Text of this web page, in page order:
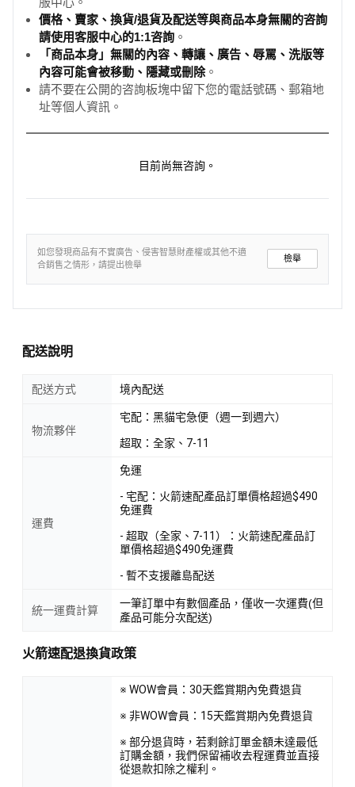
價格、賣家、換貨/退貨及配送等與商品本身無關的咨詢
請使用客服中心的1:1咨詢 。
「商品本身」無關的內容、轉讓、廣告、辱罵、洗版等
內容可能會被移動、隱藏或刪除。
請不要在公開的咨詢板塊中留下您的電話號碼、郵箱地
址等個人資訊。
目前尚無咨詢。
如您發現商品有不實廣告、侵害智慧財產權或其他不適
合銷售之情形，請提出檢舉
檢舉
配送說明
配送方式 境內配送
物流夥伴
宅配：黑貓宅急便（週一到週六）
超取：全家、7-11
運費
免運
- 宅配：火箭速配產品訂單價格超過$490
免運費
- 超取（全家、7-11）：火箭速配產品訂
單價格超過$490免運費
- 暫不支援離島配送
統一運費計算
一筆訂單中有數個產品，僅收一次運費(但
產品可能分次配送)
火箭速配退換貨政策
※ WOW會員：30天鑑賞期內免費退貨
※ 非WOW會員：15天鑑賞期內免費退貨
※ 部分退貨時，若剩餘訂單金額未達最低
訂購金額，我們保留補收去程運費並直接
從退款扣除之權利。